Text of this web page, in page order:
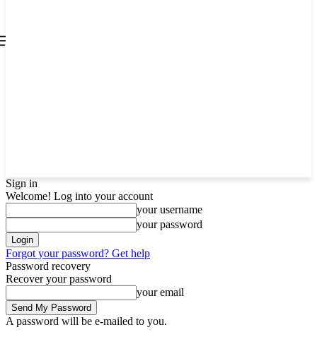
Sign in
Welcome! Log into your account
your username
your password
Forgot your password? Get help
Password recovery
Recover your password
your email
A password will be e-mailed to you.